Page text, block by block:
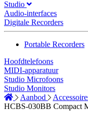
Studio
Audio-interfaces
Digitale Recorders
Portable Recorders
Hoofdtelefoons
MIDI-apparatuur
Studio Microfoons
Studio Monitors
Aanbod
HCBS-030BB Compact